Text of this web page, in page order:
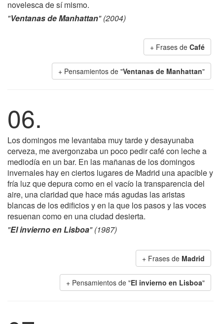
novelesca de sí mismo.
"Ventanas de Manhattan" (2004)
+ Frases de Café
+ Pensamientos de "Ventanas de Manhattan"
06.
Los domingos me levantaba muy tarde y desayunaba
cerveza, me avergonzaba un poco pedir café con leche a
mediodía en un bar. En las mañanas de los domingos
invernales hay en ciertos lugares de Madrid una apacible y
fría luz que depura como en el vacío la transparencia del
aire, una claridad que hace más agudas las aristas
blancas de los edificios y en la que los pasos y las voces
resuenan como en una ciudad desierta.
"El invierno en Lisboa" (1987)
+ Frases de Madrid
+ Pensamientos de "El invierno en Lisboa"